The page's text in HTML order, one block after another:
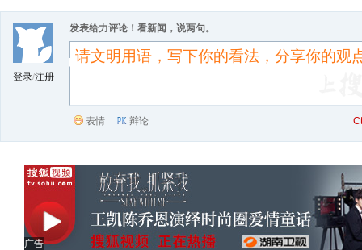
登录/注册
发表给力评论！看新闻，说两句。
表情 辩论
广告